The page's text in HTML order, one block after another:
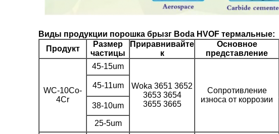
Виды продукции порошка брызг Boda HVOF термальные:
Продукт
Размер
частицы
Приравнивайте
к
Основное
представление
WC-10Co-
4Cr
45-15um
Woka 3651 3652
3653 3654
3655 3665
Сопротивление
износа от коррозии
45-11um
38-10um
25-5um